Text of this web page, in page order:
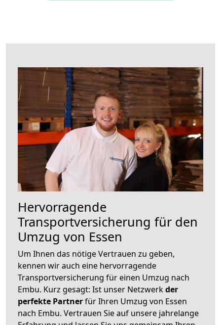
Hervorragende
Transportversicherung für den
Umzug von Essen
Um Ihnen das nötige Vertrauen zu geben,
kennen wir auch eine hervorragende
Transportversicherung für einen Umzug nach
Embu. Kurz gesagt: Ist unser Netzwerkder
perfekte Partnerfür Ihren Umzug von Essen
nach Embu. Vertrauen Sie auf unsere jahrelange